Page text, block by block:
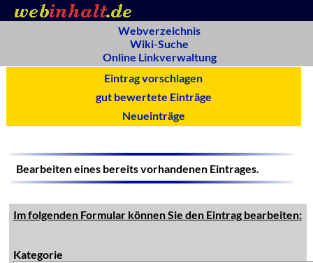
Webverzeichnis
Wiki-Suche
Online Linkverwaltung
Eintrag vorschlagen
gut bewertete Einträge
Neueinträge
Bearbeiten eines bereits vorhandenen Eintrages.
Im folgenden Formular können Sie den Eintrag bearbeiten:
Kategorie